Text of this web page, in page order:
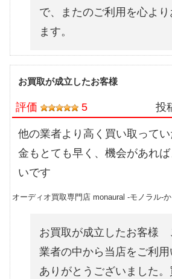
で、またのご利用を心より
ます。
お買取が成立したお客様
評価 5 投
他の業者より高く買い取って
金もとても早く、機会があれ
いです
オーディオ買取専門店 monaural -モノラル-
お買取が成立したお客様
業者の中から当店をご利
ありがとうございました